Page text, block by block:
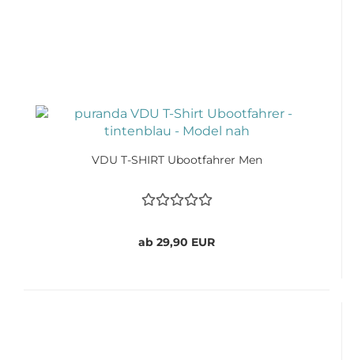
VDU T-SHIRT Ubootfahrer Men
ab 29,90 EUR